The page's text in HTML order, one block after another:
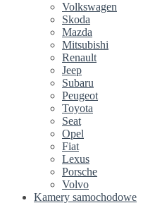
Volkswagen
Skoda
Mazda
Mitsubishi
Renault
Jeep
Subaru
Peugeot
Toyota
Seat
Opel
Fiat
Lexus
Porsche
Volvo
Kamery samochodowe